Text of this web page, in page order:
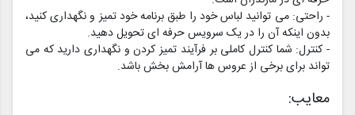
- راحتی: می توانید لباس خود را طبق برنامه خود تمیز و نگهداری کنید،
بدون اینکه آن را در یک سرویس حرفه ای تحویل دهید.
- کنترل: شما کنترل کاملی بر فرآیند تمیز کردن و نگهداری دارید که می
تواند برای برخی از عروس ها آرامش بخش باشد.
معایب: